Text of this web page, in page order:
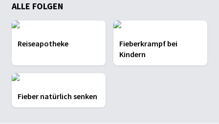
ALLE FOLGEN
Reiseapotheke
Fieberkrampf bei
Kindern
Fieber natürlich senken